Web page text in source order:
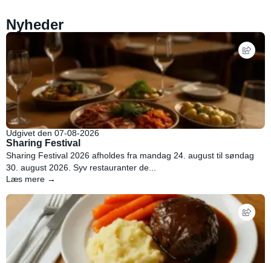
Nyheder
Udgivet den 07-08-2026
Sharing Festival
Sharing Festival 2026 afholdes fra mandag 24. august til søndag
30. august 2026. Syv restauranter de...
Læs mere →